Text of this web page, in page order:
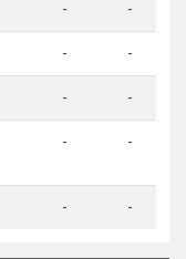
- -
- -
- -
- -
- -